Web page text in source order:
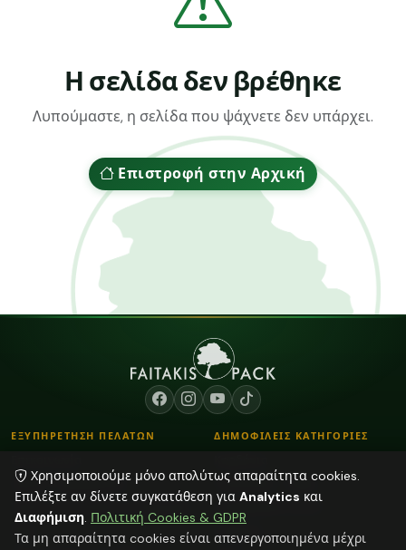
Η σελίδα δεν βρέθηκε
Λυπούμαστε, η σελίδα που ψάχνετε δεν υπάρχει.
Επιστροφή στην Αρχική
ΕΞΥΠΗΡΕΤΗΣΗ ΠΕΛΑΤΩΝ
Τρόποι Παραγγελίας
Τρόποι Αποστολής & Πληρωμής
Blog
ΔΗΜΟΦΙΛΕΙΣ ΚΑΤΗΓΟΡΙΕΣ
Λουλούδια - Βάζα
Αποξηραμένα φυτά
Χρησιμοποιούμε μόνο απολύτως απαραίτητα cookies.
Επιλέξτε αν δίνετε συγκατάθεση για Analytics και
Διαφήμιση. Πολιτική Cookies & GDPR
Τα μη απαραίτητα cookies είναι απενεργοποιημένα μέχρι